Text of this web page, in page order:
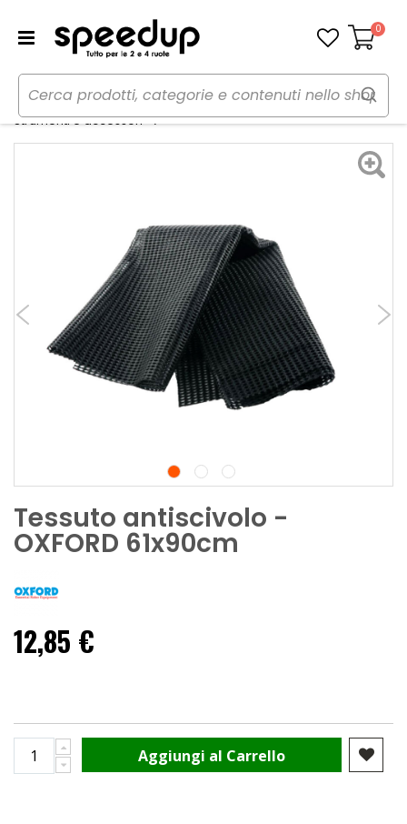
Carrello
0
Home Moto
Manutenzione e ricambi moto
Strumenti e accessori
Tessuto antiscivolo - OXFORD
Tessuto antiscivolo -
OXFORD 61x90cm
12,85 €
Aggiungi al Carrello